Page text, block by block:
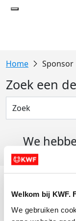
Welkom bij KWF.
We gebruiken
Sponsor
Zoek een
We
Evenementen